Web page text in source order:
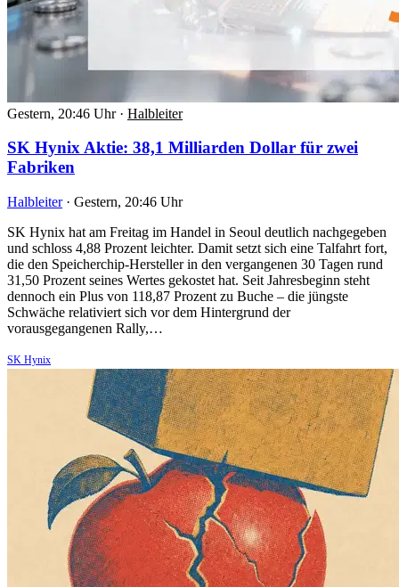
Gestern, 20:46 Uhr · Halbleiter
SK Hynix Aktie: 38,1 Milliarden Dollar für zwei
Fabriken
Halbleiter · Gestern, 20:46 Uhr
SK Hynix hat am Freitag im Handel in Seoul deutlich nachgegeben
und schloss 4,88 Prozent leichter. Damit setzt sich eine Talfahrt fort,
die den Speicherchip-Hersteller in den vergangenen 30 Tagen rund
31,50 Prozent seines Wertes gekostet hat. Seit Jahresbeginn steht
dennoch ein Plus von 118,87 Prozent zu Buche – die jüngste
Schwäche relativiert sich vor dem Hintergrund der
vorausgegangenen Rally,…
SK Hynix